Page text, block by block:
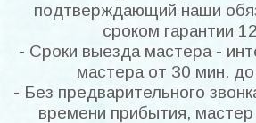
подтверждающий наши
сроком гарантии
- Сроки выезда мастера -
мастера от 30 мин.
- Без предварительного
времени прибытия,